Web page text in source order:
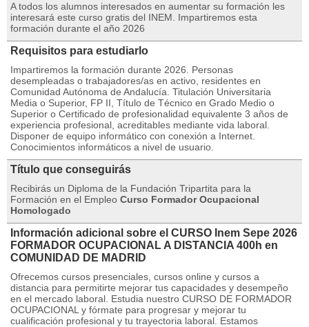
A todos los alumnos interesados en aumentar su formación les
interesará este curso gratis del INEM. Impartiremos esta
formación durante el año 2026
Requisitos para estudiarlo
Impartiremos la formación durante 2026. Personas
desempleadas o trabajadores/as en activo, residentes en
Comunidad Autónoma de Andalucía. Titulación Universitaria
Media o Superior, FP II, Título de Técnico en Grado Medio o
Superior o Certificado de profesionalidad equivalente 3 años de
experiencia profesional, acreditables mediante vida laboral.
Disponer de equipo informático con conexión a Internet.
Conocimientos informáticos a nivel de usuario.
Título que conseguirás
Recibirás un Diploma de la Fundación Tripartita para la
Formación en el Empleo Curso Formador Ocupacional
Homologado
Información adicional sobre el CURSO Inem Sepe 2026
FORMADOR OCUPACIONAL A DISTANCIA 400h en
COMUNIDAD DE MADRID
Ofrecemos cursos presenciales, cursos online y cursos a
distancia para permitirte mejorar tus capacidades y desempeño
en el mercado laboral. Estudia nuestro CURSO DE FORMADOR
OCUPACIONAL y fórmate para progresar y mejorar tu
cualificación profesional y tu trayectoria laboral. Estamos